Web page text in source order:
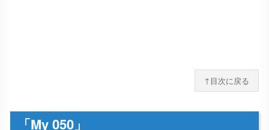
↑目次に戻る
「My 050」